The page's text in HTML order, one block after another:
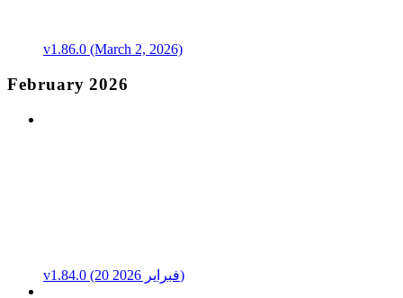
v1.86.0 (March 2, 2026)
February 2026
v1.84.0 (20 فبراير 2026)